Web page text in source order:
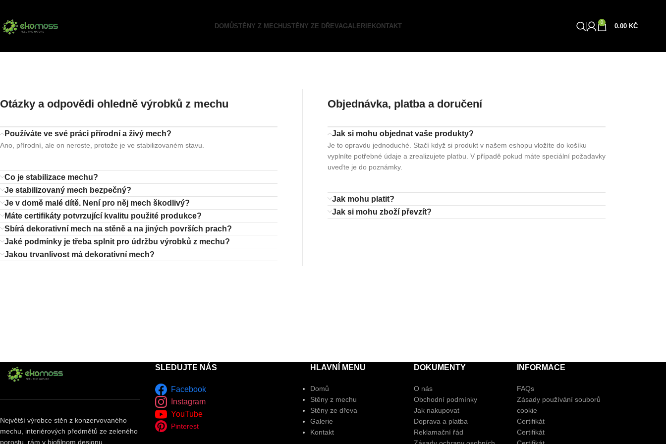
DOMŮSTĚNY Z MECHUSTĚNY ZE DŘEVAGALERIE KONTAKT
0
0.00 KČ
Otázky a odpovědi ohledně výrobků z mechu
Používáte ve své práci přírodní a živý mech?
Ano, přírodní, ale on neroste, protože je ve stabilizovaném stavu.
Co je stabilizace mechu?
Je stabilizovaný mech bezpečný?
Je v domě malé dítě. Není pro něj mech škodlivý?
Máte certifikáty potvrzující kvalitu použité produkce?
Sbírá dekorativní mech na stěně a na jiných površích prach?
Jaké podmínky je třeba splnit pro údržbu výrobků z mechu?
Jakou trvanlivost má dekorativní mech?
Objednávka, platba a doručení
Jak si mohu objednat vaše produkty?
Je to opravdu jednoduché. Stačí když si produkt v našem eshopu vložíte do košíku
vyplníte potřebné údaje a zrealizujete platbu. V případě pokud máte speciální požadavky
uveďte je do poznámky.
Jak mohu platit?
Jak si mohu zboží převzít?
Největší výrobce stěn z konzervovaného
mechu, interiérových předmětů ze zeleného
porostu, rám v biofilnom designu.
SLEDUJTE NÁS
Facebook
Instagram
YouTube
Pinterest
HLAVNÍ MENU
Domů
Stěny z mechu
Stěny ze dřeva
Galerie
Kontakt
DOKUMENTY
O nás
Obchodní podmínky
Jak nakupovat
Doprava a platba
Reklamační řád
INFORMACE
FAQs
Zásady používání souborů
cookie
Certifikát
Certifikát